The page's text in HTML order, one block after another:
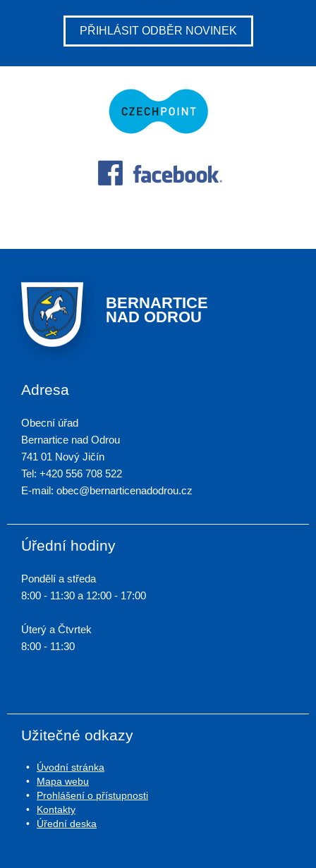
PŘIHLÁSIT ODBĚR NOVINEK
BERNARTICE
NAD ODROU
Adresa
Obecní úřad
Bernartice nad Odrou
741 01 Nový Jičín
Tel: +420 556 708 522
E-mail: obec@bernarticenadodrou.cz
Úřední hodiny
Pondělí a středa
8:00 - 11:30 a 12:00 - 17:00
Úterý a Čtvrtek
8:00 - 11:30
Užitečné odkazy
Úvodní stránka
Mapa webu
Prohlášení o přístupnosti
Kontakty
Úřední deska